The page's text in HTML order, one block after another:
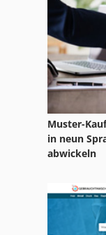
International
Ka 77
Kgs 1670
L Z Drehmaschine
Leit Und
Meh 5 2 1 8 B
Nc
Muster-
in neun
abwickeln